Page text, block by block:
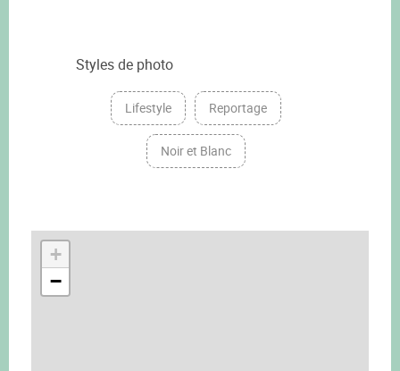
Styles de photo
Lifestyle Reportage
Noir et Blanc
+
−